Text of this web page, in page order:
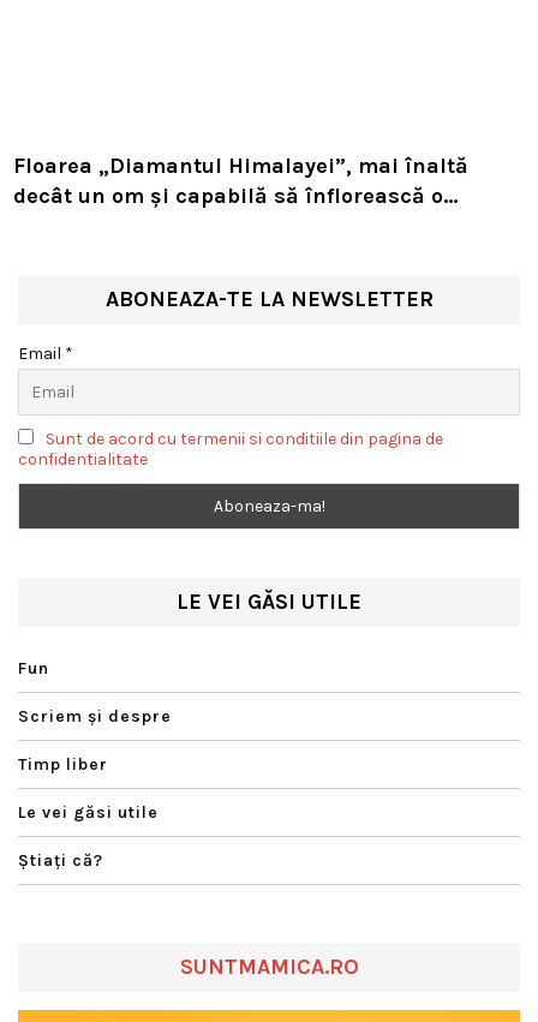
Floarea „Diamantul Himalayei”, mai înaltă
decât un om și capabilă să înflorească o
ABONEAZA-TE LA NEWSLETTER
Email *
Sunt de acord cu termenii si conditiile din pagina de
confidentialitate
LE VEI GĂSI UTILE
Fun
Scriem şi despre
Timp liber
Le vei găsi utile
Ştiaţi că?
SUNTMAMICA.RO